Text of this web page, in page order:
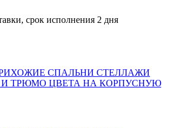
срок исполнения 2 дня
СПАЛЬНИ СТЕЛЛАЖИ
И ТРЮМО ЦВЕТА НА КОРПУСНУЮ